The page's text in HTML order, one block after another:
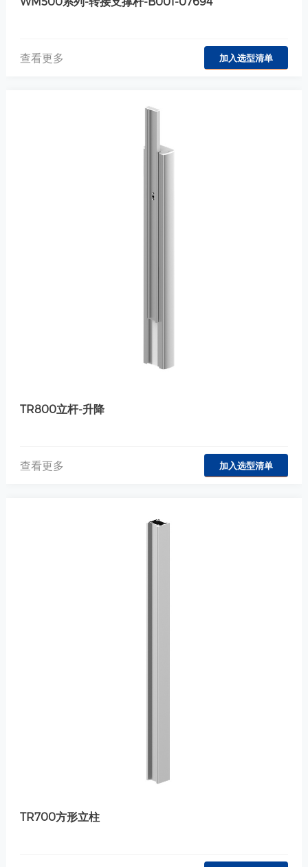
查看更多 加入选型清单
TR800立杆-升降
查看更多 加入选型清单
TR700方形立柱